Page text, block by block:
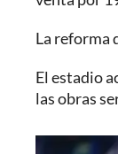
La reforma
El estadio
las obras